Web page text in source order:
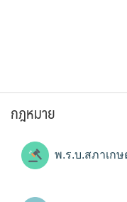
กฎหมาย
พ.ร.บ.สภาเก